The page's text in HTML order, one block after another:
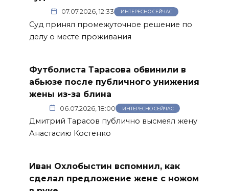
07.07.2026, 12:33 ИНТЕРЕСНО СЕЙЧАС
Суд принял промежуточное решение по
делу о месте проживания
Футболиста Тарасова обвинили в
абьюзе после публичного унижения
жены из-за блина
06.07.2026, 18:00 ИНТЕРЕСНО СЕЙЧАС
Дмитрий Тарасов публично высмеял жену
Анастасию Костенко
Иван Охлобыстин вспомнил, как
сделал предложение жене с ножом